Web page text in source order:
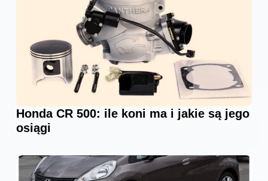
Honda CR 500: ile koni ma i jakie są jego
osiągi